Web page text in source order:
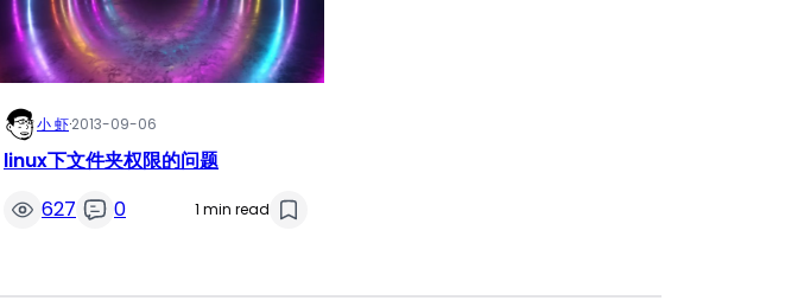
小 虾·2013-09-06
linux下文件夹权限的问题
627
0 1 min read